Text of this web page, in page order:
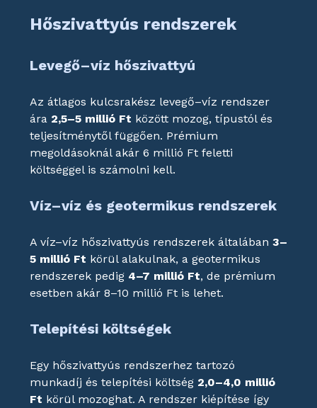
Hőszivattyús rendszerek
Levegő–víz hőszivattyú
Az átlagos kulcsrakész levegő–víz rendszer
ára 2,5–5 millió Ft között mozog, típustól és
teljesítménytől függően. Prémium
megoldásoknál akár 6 millió Ft feletti
költséggel is számolni kell.
Víz–víz és geotermikus rendszerek
A víz–víz hőszivattyús rendszerek általában 3–
5 millió Ft körül alakulnak, a geotermikus
rendszerek pedig 4–7 millió Ft, de prémium
esetben akár 8–10 millió Ft is lehet.
Telepítési költségek
Egy hőszivattyús rendszerhez tartozó
munkadíj és telepítési költség 2,0–4,0 millió
Ft körül mozoghat. A rendszer kiépítése így